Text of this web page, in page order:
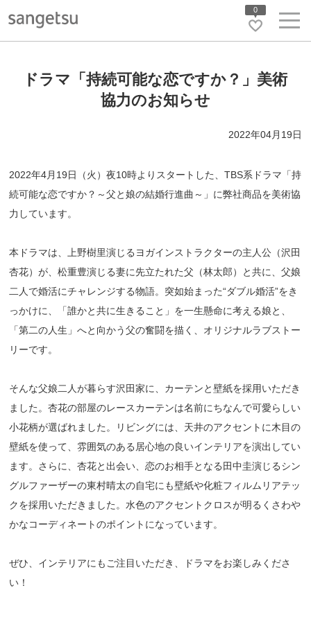
0
ドラマ「持続可能な恋ですか？」美術
協力のお知らせ
2022年04月19日
2022年4月19日（火）夜10時よりスタートした、TBS系ドラマ「持
続可能な恋ですか？～父と娘の結婚行進曲～」に弊社商品を美術協
力しています。
本ドラマは、上野樹里演じるヨガインストラクターの主人公（沢田
杏花）が、松重豊演じる妻に先立たれた父（林太郎）と共に、父娘
二人で婚活にチャレンジする物語。突如始まった“ダブル婚活”をき
っかけに、「誰かと共に生きること」を一生懸命に考える娘と、
「第二の人生」へと向かう父の奮闘を描く、オリジナルラブストー
リーです。
そんな父娘二人が暮らす沢田家に、カーテンと壁紙を採用いただき
ました。杏花の部屋のレースカーテンは名前にちなんで可愛らしい
小花柄が選ばれました。リビングには、天井のアクセントに木目の
壁紙を使って、雰囲気のある居心地の良いインテリアを演出してい
ます。さらに、杏花と出会い、恋のお相手となる田中圭演じるシン
グルファーザーの東村晴太の自宅にも壁紙や化粧フィルムリアテッ
クを採用いただきました。水色のアクセントクロスが明るくさわや
かなコーディネートのポイントになっています。
ぜひ、インテリアにもご注目いただき、ドラマをお楽しみくださ
い！